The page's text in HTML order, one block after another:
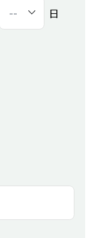
日